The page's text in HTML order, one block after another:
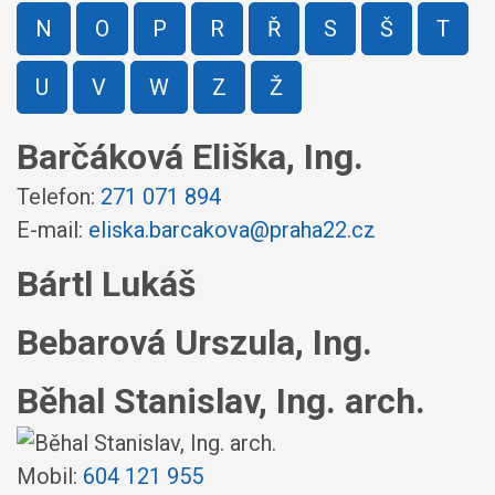
N O P R Ř S Š T
U V W Z Ž
Barčáková Eliška, Ing.
Telefon: 271 071 894
E-mail: eliska.barcakova@praha22.cz
Bártl Lukáš
Bebarová Urszula, Ing.
Běhal Stanislav, Ing. arch.
Mobil: 604 121 955